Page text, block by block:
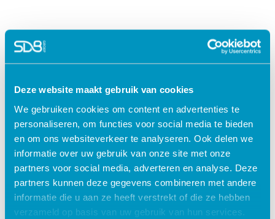
Deze website maakt gebruik van cookies
We gebruiken cookies om content en advertenties te
personaliseren, om functies voor social media te bieden
en om ons websiteverkeer te analyseren. Ook delen we
informatie over uw gebruik van onze site met onze
partners voor social media, adverteren en analyse. Deze
partners kunnen deze gegevens combineren met andere
informatie die u aan ze heeft verstrekt of die ze hebben
verzameld op basis van uw gebruik van hun services.
Oplossingen voor de
zorg
ECD Gehandicaptenzorg
ECD Ouderenzorg
ECD Jeugdzorg
EPD Geestelijke
Oplossingen voor de
kinderopvang
Kind Informatie Systeem
Roosterplanning
Oudercommunicatie
HR / Salaris
Octopus